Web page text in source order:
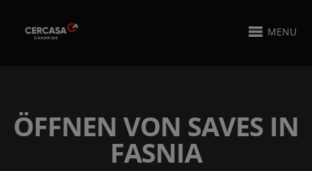
MENU
ÖFFNEN VON SAVES IN
FASNIA